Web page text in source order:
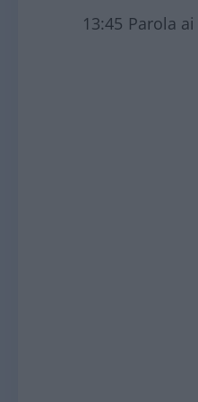
13:45 Parola